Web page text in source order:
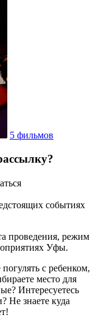
5 фильмов
событиях
проведения, режим
Уфы.
с ребенком,
место для
Интересуетесь
Не знаете куда